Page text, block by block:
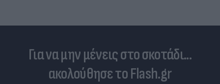
Για να μην μένεις στο σκοτάδι...
ακολούθησε το Flash.gr